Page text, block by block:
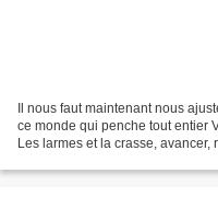
Il nous faut maintenant nous
ce monde qui penche tout entier
Les larmes et la crasse,